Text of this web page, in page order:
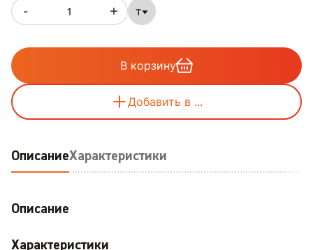
- т
В корзину
Добавить в ...
ОписаниеХарактеристики
Описание
Характеристики